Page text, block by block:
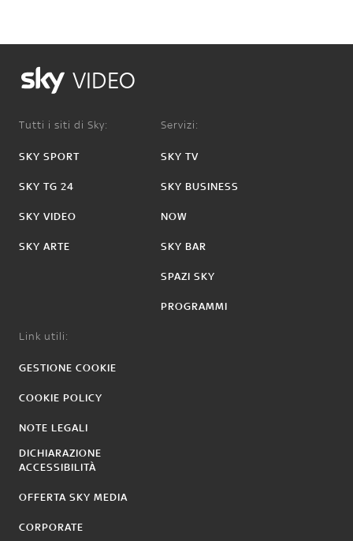
VIDEO
Tutti i siti di Sky:
SKY SPORT
SKY TG 24
SKY VIDEO
SKY ARTE
Servizi:
SKY TV
SKY BUSINESS
NOW
SKY BAR
SPAZI SKY
PROGRAMMI
Link utili:
GESTIONE COOKIE
COOKIE POLICY
NOTE LEGALI
DICHIARAZIONE
ACCESSIBILITÀ
OFFERTA SKY MEDIA
CORPORATE